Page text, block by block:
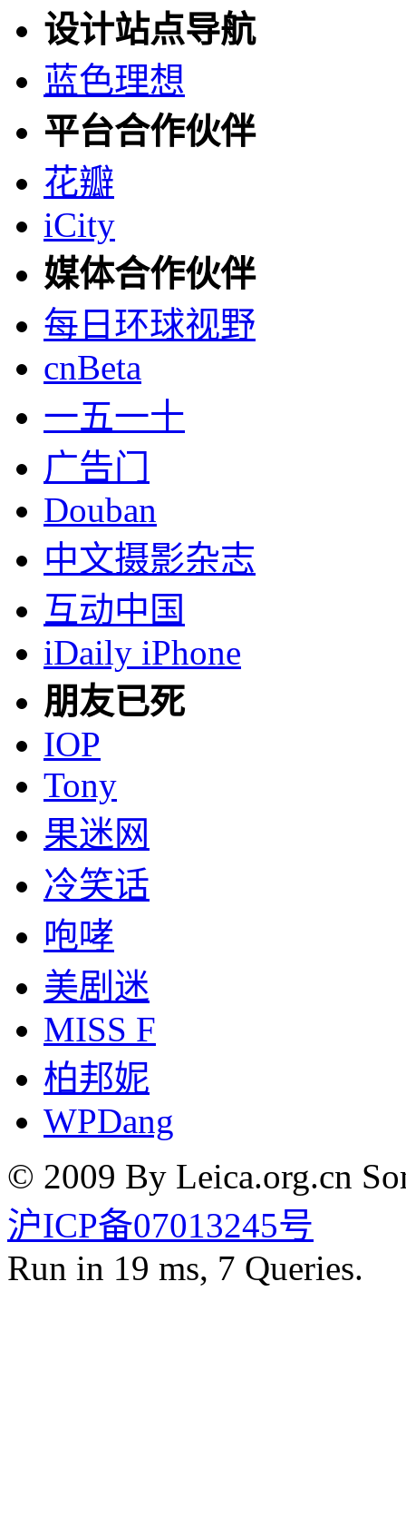
设计站点导航
蓝色理想
平台合作伙伴
花瓣
iCity
媒体合作伙伴
每日环球视野
cnBeta
一五一十
广告门
Douban
中文摄影杂志
互动中国
iDaily iPhone
朋友已死
IOP
Tony
果迷网
冷笑话
咆哮
美剧迷
MISS F
柏邦妮
WPDang
© 2009 By Leica.org.cn
沪ICP备07013245号
Run in 19 ms, 7 Queries.